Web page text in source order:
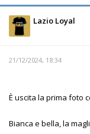
Lazio Loyal
21/12/2024, 18:34
È uscita la prima foto
Bianca e bella, la